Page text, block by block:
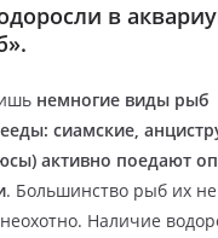
в
немногие виды рыб
сиамские,
активно поедают
. Большинство рыб их
Наличие